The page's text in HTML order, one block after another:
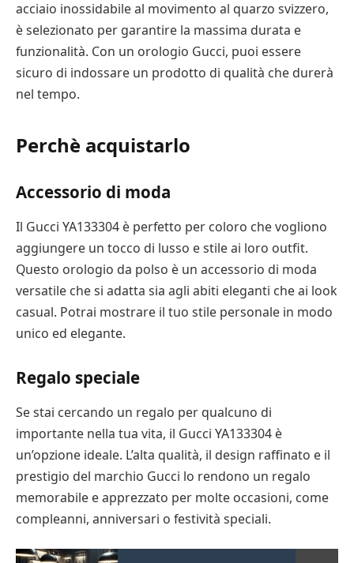
acciaio inossidabile al movimento al quarzo svizzero,
è selezionato per garantire la massima durata e
funzionalità. Con un orologio Gucci, puoi essere
sicuro di indossare un prodotto di qualità che durerà
nel tempo.
Perchè acquistarlo
Accessorio di moda
Il Gucci YA133304 è perfetto per coloro che vogliono
aggiungere un tocco di lusso e stile ai loro outfit.
Questo orologio da polso è un accessorio di moda
versatile che si adatta sia agli abiti eleganti che ai look
casual. Potrai mostrare il tuo stile personale in modo
unico ed elegante.
Regalo speciale
Se stai cercando un regalo per qualcuno di
importante nella tua vita, il Gucci YA133304 è
un’opzione ideale. L’alta qualità, il design raffinato e il
prestigio del marchio Gucci lo rendono un regalo
memorabile e apprezzato per molte occasioni, come
compleanni, anniversari o festività speciali.